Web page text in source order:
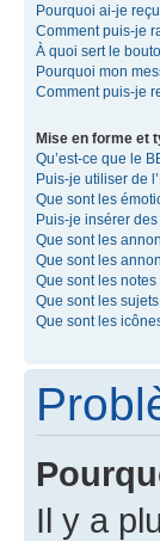
Pourquoi ai-je
Comment puis-je
À quoi sert le
Pourquoi mon
Comment puis-je
Mise en forme et
Qu’est-ce que le
Puis-je utiliser de
Que sont les
Puis-je insérer
Que sont les
Que sont les
Que sont les notes
Que sont les
Que sont les
Il y a